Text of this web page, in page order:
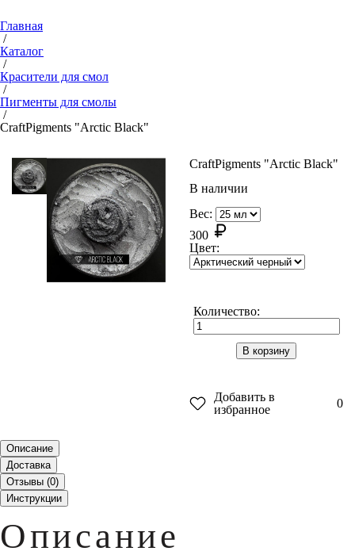
Главная
/
Каталог
/
Красители для смол
/
Пигменты для смолы
/
CraftPigments "Arctic Black"
CraftPigments "Arctic Black"
В наличии
Вес:
300
Цвет:
Количество:
В корзину
Добавить в
избранное
0
Описание
Доставка
Отзывы (0)
Инструкции
Описание